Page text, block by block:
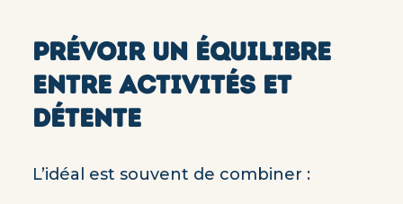
PRÉVOIR UN ÉQUILIBRE
ENTRE ACTIVITÉS ET
DÉTENTE
L’idéal est souvent de combiner :